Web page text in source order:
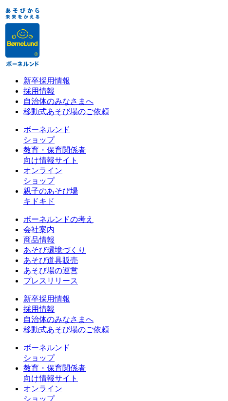
新卒採用情報
採用情報
自治体のみなさまへ
移動式あそび場のご依頼
ボーネルンド
ショップ
教育・保育関係者
向け情報サイト
オンライン
ショップ
親子のあそび場
キドキド
ボーネルンドの考え
会社案内
商品情報
あそび環境づくり
あそび道具販売
あそび場の運営
プレスリリース
新卒採用情報
採用情報
自治体のみなさまへ
移動式あそび場のご依頼
ボーネルンド
ショップ
教育・保育関係者
向け情報サイト
オンライン
ショップ